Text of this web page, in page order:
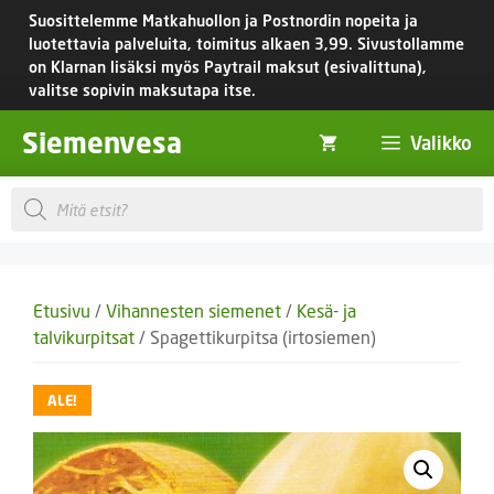
Siirry
sisältöön
Suosittelemme Matkahuollon ja Postnordin nopeita ja
luotettavia palveluita, toimitus alkaen 3,99. Sivustollamme
on Klarnan lisäksi myös Paytrail maksut (esivalittuna),
valitse sopivin maksutapa itse.
Siemenvesa Valikko
Products
search
Etusivu / Vihannesten siemenet / Kesä- ja
talvikurpitsat / Spagettikurpitsa (irtosiemen)
ALE!